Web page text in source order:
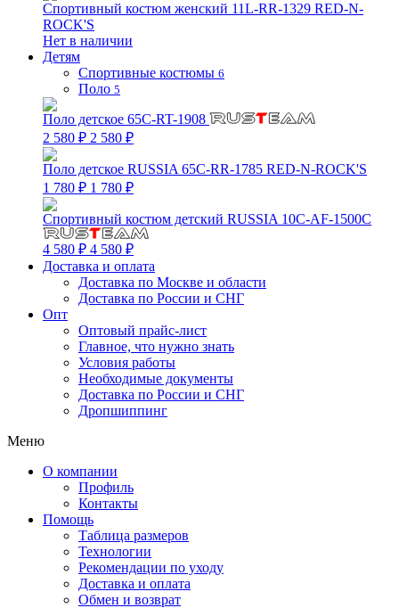
Спортивный костюм женский 11L-RR-1329 RED-N-
ROCK'S
Нет в наличии
Детям
Спортивные костюмы 6
Поло 5
Поло детское 65C-RT-1908
2 580 ₽ 2 580 ₽
Поло детское RUSSIA 65C-RR-1785 RED-N-ROCK'S
1 780 ₽ 1 780 ₽
Спортивный костюм детский RUSSIA 10C-AF-1500C
4 580 ₽ 4 580 ₽
Доставка и оплата
Доставка по Москве и области
Доставка по России и СНГ
Опт
Оптовый прайс-лист
Главное, что нужно знать
Условия работы
Необходимые документы
Доставка по России и СНГ
Дропшиппинг
Меню
О компании
Профиль
Контакты
Помощь
Таблица размеров
Технологии
Рекомендации по уходу
Доставка и оплата
Обмен и возврат